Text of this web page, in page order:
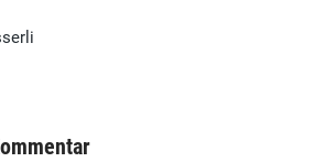
Messerli